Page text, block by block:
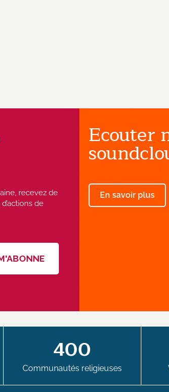
recevez de
de
Ecouter
En savoir plus
400
Communautés religieuses